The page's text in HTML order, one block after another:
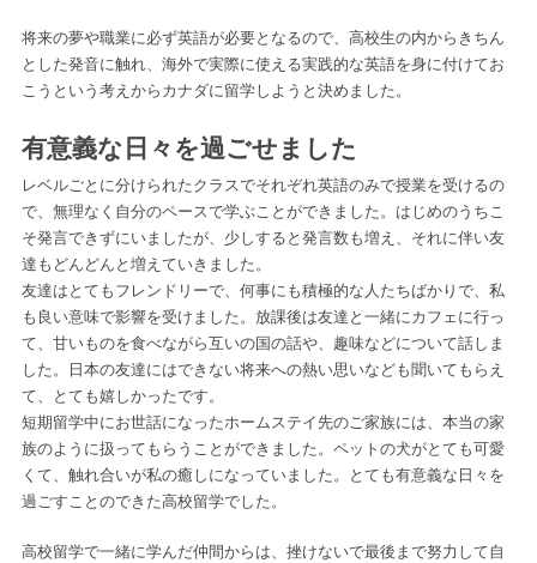
将来の夢や職業に必ず英語が必要となるので、高校生の内からきちん
とした発音に触れ、海外で実際に使える実践的な英語を身に付けてお
こうという考えからカナダに留学しようと決めました。
有意義な日々を過ごせました
レベルごとに分けられたクラスでそれぞれ英語のみで授業を受けるの
で、無理なく自分のペースで学ぶことができました。はじめのうちこ
そ発言できずにいましたが、少しすると発言数も増え、それに伴い友
達もどんどんと増えていきました。
友達はとてもフレンドリーで、何事にも積極的な人たちばかりで、私
も良い意味で影響を受けました。放課後は友達と一緒にカフェに行っ
て、甘いものを食べながら互いの国の話や、趣味などについて話しま
した。日本の友達にはできない将来への熱い思いなども聞いてもらえ
て、とても嬉しかったです。
短期留学中にお世話になったホームステイ先のご家族には、本当の家
族のように扱ってもらうことができました。ペットの犬がとても可愛
くて、触れ合いが私の癒しになっていました。とても有意義な日々を
過ごすことのできた高校留学でした。
高校留学で一緒に学んだ仲間からは、挫けないで最後まで努力して自